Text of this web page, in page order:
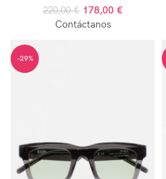
220,00€ 178,00 €
Contáctanos
-29%